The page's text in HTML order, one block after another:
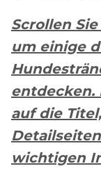
Scrollen
um einige
entdecken.
auf die
wichtigen